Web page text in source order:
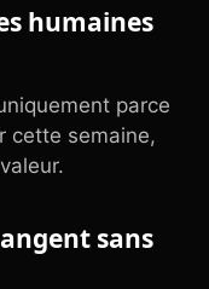
humaines
parce
cette semaine,
sans